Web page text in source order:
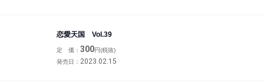
恋愛天国 Vol.39
定 価： 300円(税抜)
発売日： 2023.02.15